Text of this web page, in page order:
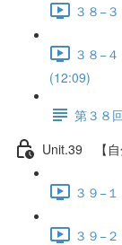
３８−
３８−
(12:09)
第３８
Unit.39 【自
３９−
３９−